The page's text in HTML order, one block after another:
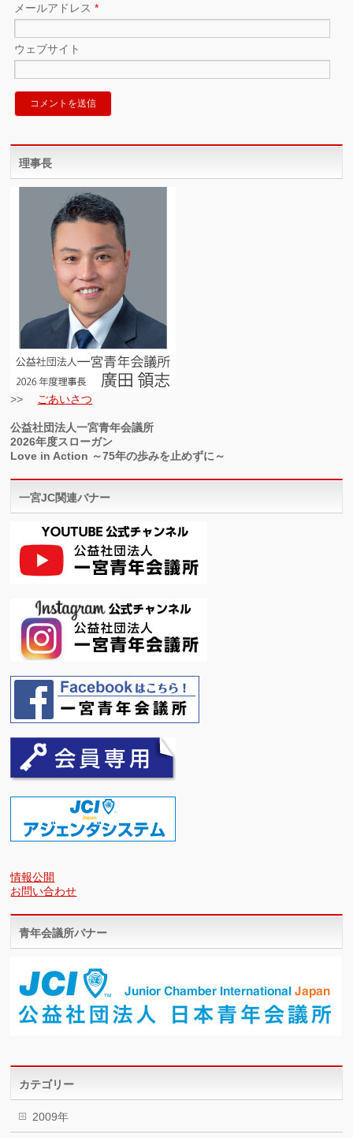
メールアドレス*
ウェブサイト
理事長
>> ごあいさつ
公益社団法人一宮青年会議所
2026年度スローガン
Love in Action ～75年の歩みを止めずに～
一宮JC関連バナー
情報公開
お問い合わせ
青年会議所バナー
カテゴリー
2009年